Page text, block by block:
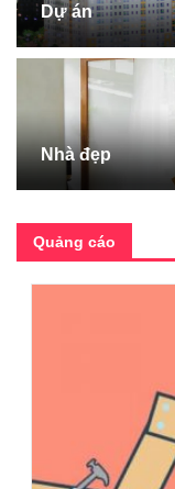
Dự án
Nhà đẹp
Quảng cáo